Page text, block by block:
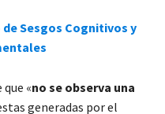
de Sesgos Cognitivos y
«no se observa una
generadas por el